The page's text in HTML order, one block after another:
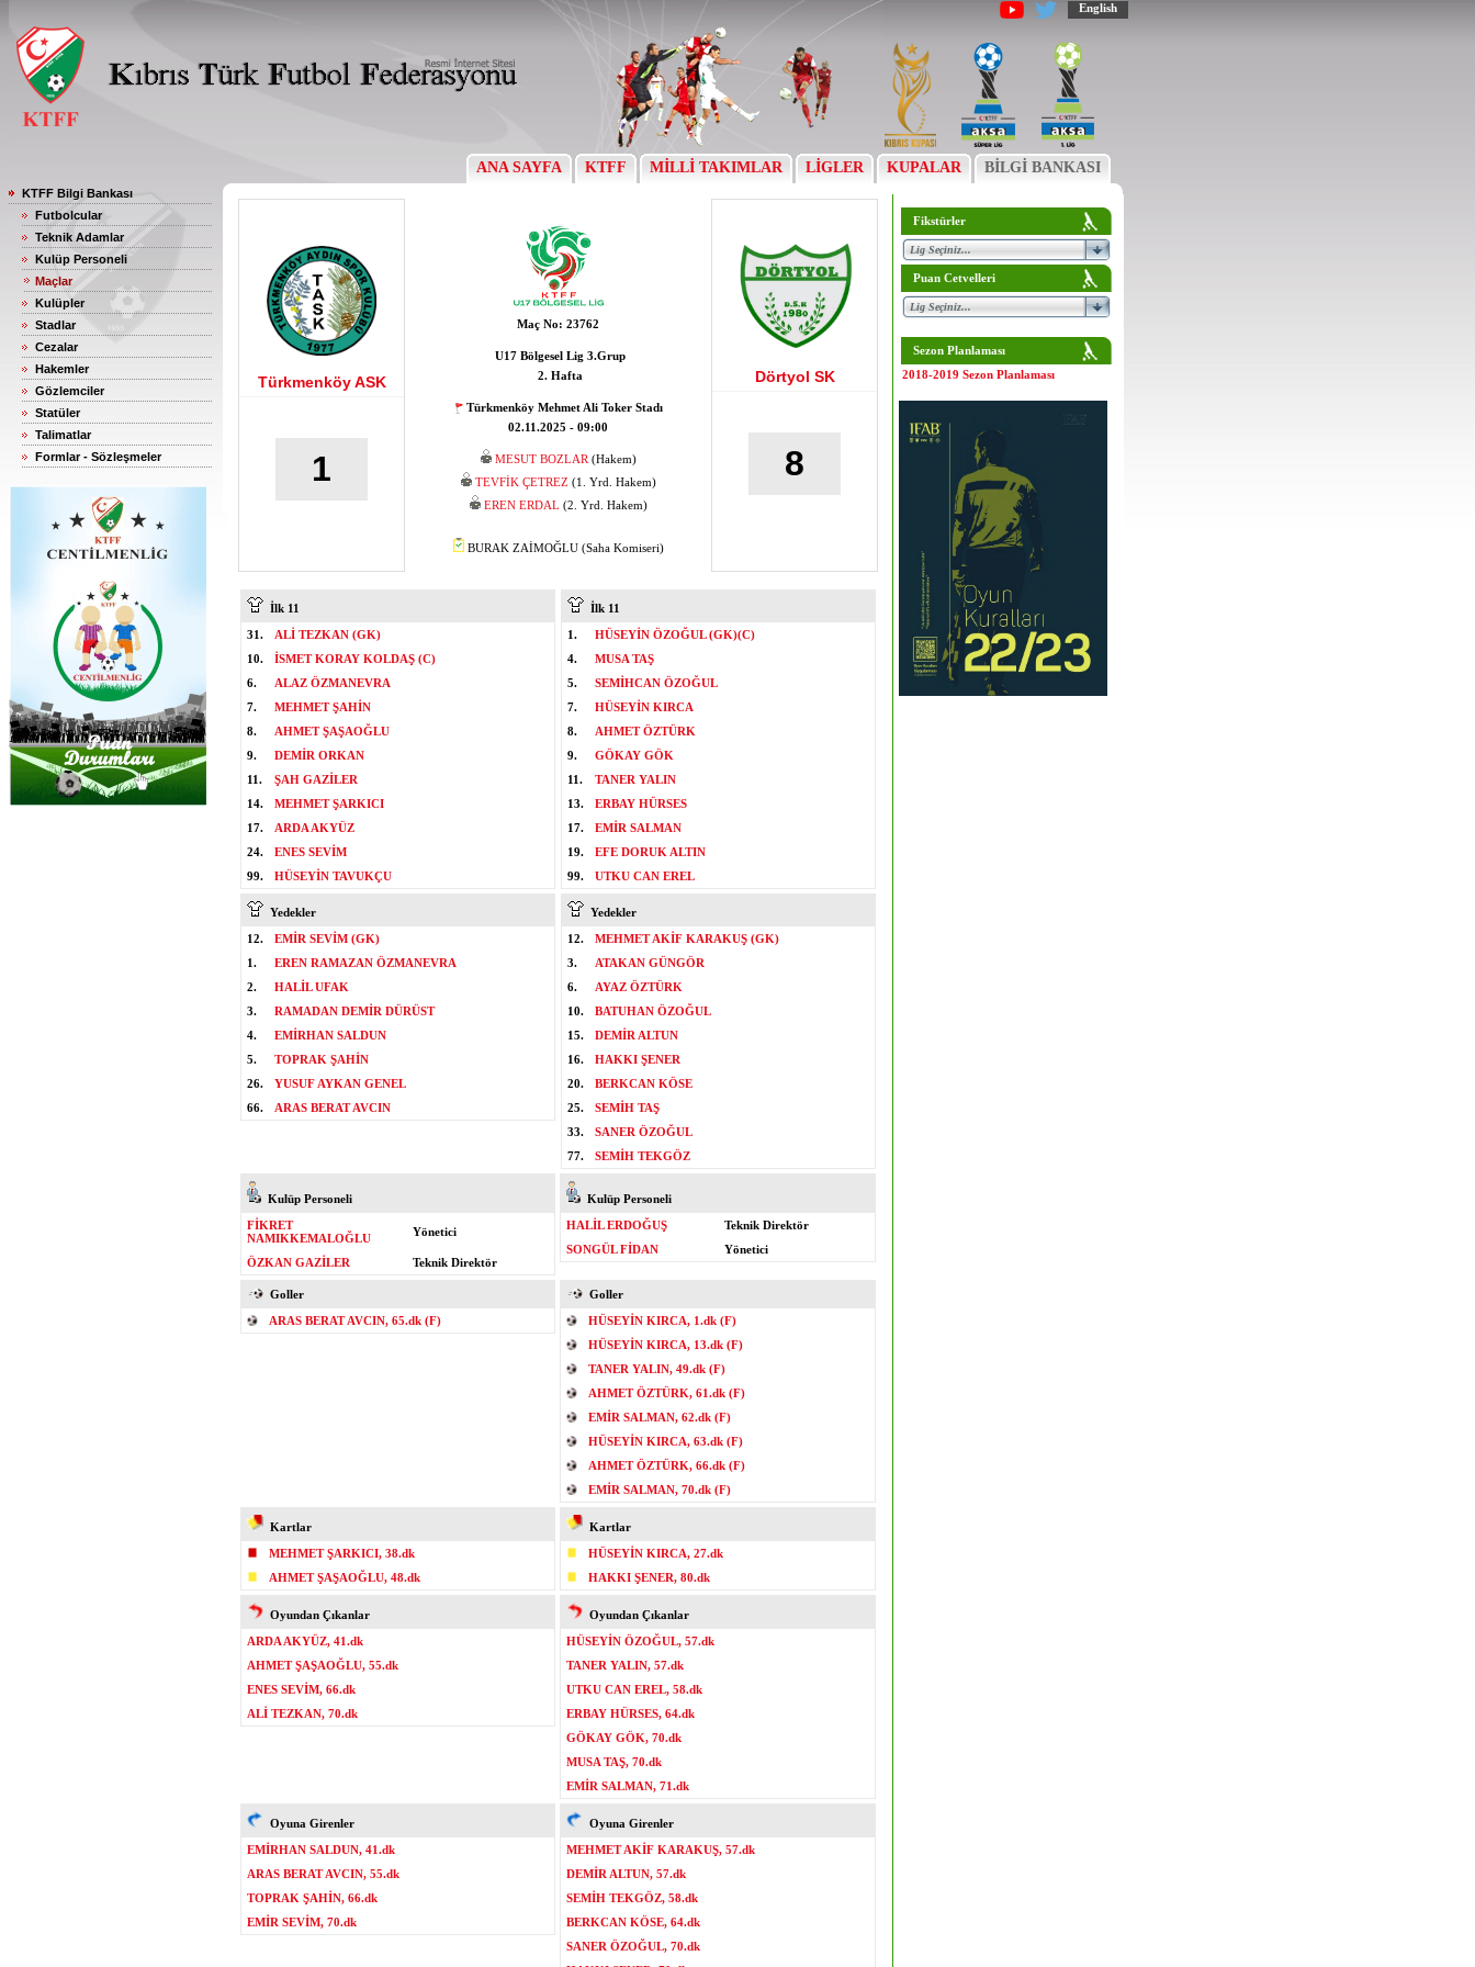
English
ANA SAYFA KTFF MİLLİ TAKIMLAR LİGLER KUPALAR BİLGİ BANKASI
KTFF Bilgi Bankası
Futbolcular
Teknik Adamlar
Kulüp Personeli
Maçlar
Kulüpler
Stadlar
Cezalar
Hakemler
Gözlemciler
Statüler
Talimatlar
Formlar - Sözleşmeler
Türkmenköy ASK
1
Maç No: 23762
U17 Bölgesel Lig 3.Grup
2. Hafta
Türkmenköy Mehmet Ali Toker Stadı
02.11.2025 - 09:00
MESUT BOZLAR (Hakem)
TEVFİK ÇETREZ (1. Yrd. Hakem)
EREN ERDAL (2. Yrd. Hakem)
BURAK ZAİMOĞLU (Saha Komiseri)
Dörtyol SK
8
İlk 11
31.
ALİ TEZKAN (GK)
10.
İSMET KORAY KOLDAŞ (C)
6.
ALAZ ÖZMANEVRA
7.
MEHMET ŞAHİN
8.
AHMET ŞAŞAOĞLU
9.
DEMİR ORKAN
11.
ŞAH GAZİLER
14.
MEHMET ŞARKICI
17.
ARDA AKYÜZ
24.
ENES SEVİM
99.
HÜSEYİN TAVUKÇU
İlk 11
1.
HÜSEYİN ÖZOĞUL (GK)(C)
4.
MUSA TAŞ
5.
SEMİHCAN ÖZOĞUL
7.
HÜSEYİN KIRCA
8.
AHMET ÖZTÜRK
9.
GÖKAY GÖK
11.
TANER YALIN
13.
ERBAY HÜRSES
17.
EMİR SALMAN
19.
EFE DORUK ALTIN
99.
UTKU CAN EREL
Yedekler
12.
EMİR SEVİM (GK)
1.
EREN RAMAZAN ÖZMANEVRA
2.
HALİL UFAK
3.
RAMADAN DEMİR DÜRÜST
4.
EMİRHAN SALDUN
5.
TOPRAK ŞAHİN
26.
YUSUF AYKAN GENEL
66.
ARAS BERAT AVCIN
Yedekler
12.
MEHMET AKİF KARAKUŞ (GK)
3.
ATAKAN GÜNGÖR
6.
AYAZ ÖZTÜRK
10.
BATUHAN ÖZOĞUL
15.
DEMİR ALTUN
16.
HAKKI ŞENER
20.
BERKCAN KÖSE
25.
SEMİH TAŞ
33.
SANER ÖZOĞUL
77.
SEMİH TEKGÖZ
Kulüp Personeli
FİKRET
NAMIKKEMALOĞLU
Yönetici
ÖZKAN GAZİLER Teknik Direktör
Kulüp Personeli
HALİL ERDOĞUŞ
Teknik Direktör
SONGÜL FİDAN
Yönetici
Goller
ARAS BERAT AVCIN, 65.dk (F)
Goller
HÜSEYİN KIRCA, 1.dk (F)
HÜSEYİN KIRCA, 13.dk (F)
TANER YALIN, 49.dk (F)
AHMET ÖZTÜRK, 61.dk (F)
EMİR SALMAN, 62.dk (F)
HÜSEYİN KIRCA, 63.dk (F)
AHMET ÖZTÜRK, 66.dk (F)
EMİR SALMAN, 70.dk (F)
Kartlar
MEHMET ŞARKICI, 38.dk
AHMET ŞAŞAOĞLU, 48.dk
Kartlar
HÜSEYİN KIRCA, 27.dk
HAKKI ŞENER, 80.dk
Oyundan Çıkanlar
ARDA AKYÜZ, 41.dk
AHMET ŞAŞAOĞLU, 55.dk
ENES SEVİM, 66.dk
ALİ TEZKAN, 70.dk
Oyundan Çıkanlar
HÜSEYİN ÖZOĞUL, 57.dk
TANER YALIN, 57.dk
UTKU CAN EREL, 58.dk
ERBAY HÜRSES, 64.dk
GÖKAY GÖK, 70.dk
MUSA TAŞ, 70.dk
EMİR SALMAN, 71.dk
Oyuna Girenler
EMİRHAN SALDUN, 41.dk
ARAS BERAT AVCIN, 55.dk
TOPRAK ŞAHİN, 66.dk
EMİR SEVİM, 70.dk
Oyuna Girenler
MEHMET AKİF KARAKUŞ, 57.dk
DEMİR ALTUN, 57.dk
SEMİH TEKGÖZ, 58.dk
BERKCAN KÖSE, 64.dk
SANER ÖZOĞUL, 70.dk
Fikstürler
Puan Cetvelleri
Sezon Planlaması
2018-2019 Sezon Planlaması